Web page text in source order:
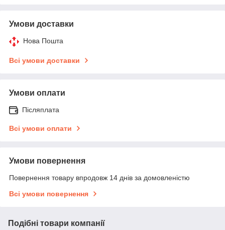
Умови доставки
Нова Пошта
Всі умови доставки
Умови оплати
Післяплата
Всі умови оплати
Умови повернення
Повернення товару впродовж 14 днів за домовленістю
Всі умови повернення
Подібні товари компанії